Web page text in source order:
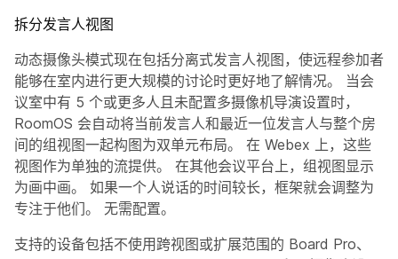
拆分发言人视图
动态摄像头模式现在包括分离式发言人视图，使远程参加者
能够在室内进行更大规模的讨论时更好地了解情况。 当会
议室中有 5 个或更多人且未配置多摄像机导演设置时，
RoomOS 会自动将当前发言人和最近一位发言人与整个房
间的组视图一起构图为双单元布局。 在 Webex 上，这些
视图作为单独的流提供。 在其他会议平台上，组视图显示
为画中画。 如果一个人说话的时间较长，框架就会调整为
专注于他们。 无需配置。
支持的设备包括不使用跨视图或扩展范围的 Board Pro、